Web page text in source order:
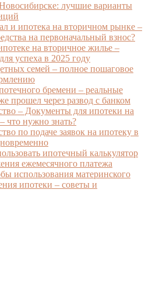
лучшие варианты
и ипотека на вторичном рынке –
на первоначальный взнос?
на вторичное жилье –
успеха в 2025 году
семей – полное пошаговое
бремени – реальные
прошел через развод с банком
– Документы для ипотеки на
что нужно знать?
по подаче заявок на ипотеку в
ипотечный калькулятор
ежемесячного платежа
использования материнского
ипотеки – советы и